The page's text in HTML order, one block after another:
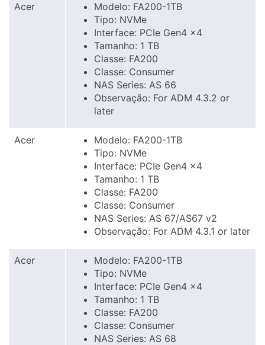
Acer
Modelo: FA200-1TB
Tipo: NVMe
Interface: PCIe Gen4 x4
Tamanho: 1 TB
Classe: FA200
Classe: Consumer
NAS Series: AS 66
Observação: For ADM 4.3.2 or
later
Acer
Modelo: FA200-1TB
Tipo: NVMe
Interface: PCIe Gen4 x4
Tamanho: 1 TB
Classe: FA200
Classe: Consumer
NAS Series: AS 67/AS67 v2
Observação: For ADM 4.3.1 or later
Acer
Modelo: FA200-1TB
Tipo: NVMe
Interface: PCIe Gen4 x4
Tamanho: 1 TB
Classe: FA200
Classe: Consumer
NAS Series: AS 68